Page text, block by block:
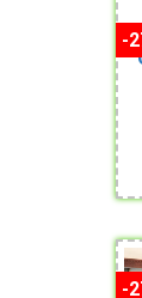
-
-